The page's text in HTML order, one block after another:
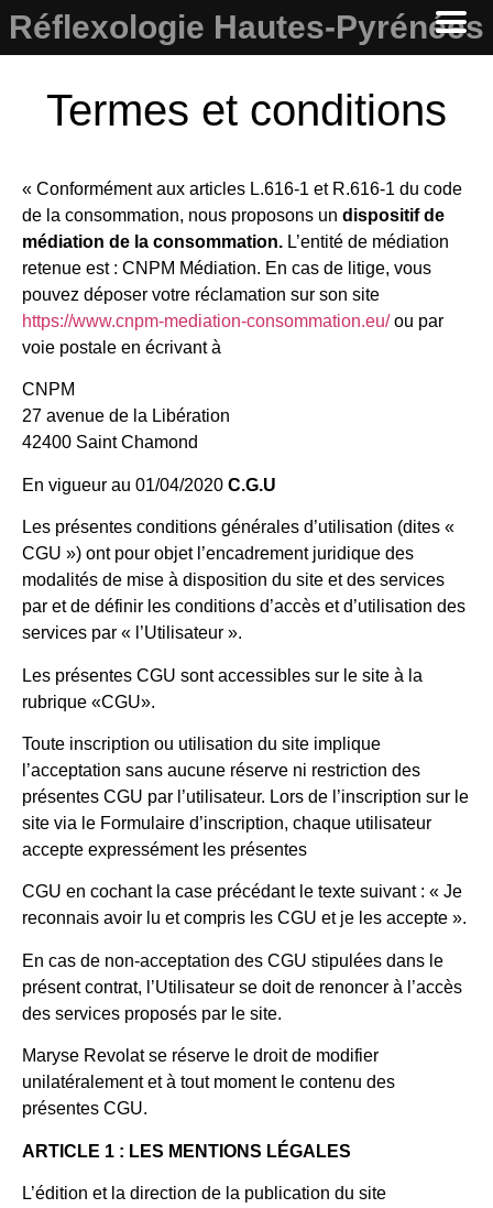
Termes et conditions
« Conformément aux articles L.616-1 et R.616-1 du code
de la consommation, nous proposons un dispositif de
médiation de la consommation. L’entité de médiation
retenue est : CNPM Médiation. En cas de litige, vous
pouvez déposer votre réclamation sur son site
https://www.cnpm-mediation-consommation.eu/ou par
voie postale en écrivant à
CNPM
27 avenue de la Libération
42400 Saint Chamond
En vigueur au 01/04/2020 C.G.U
Les présentes conditions générales d’utilisation (dites «
CGU ») ont pour objet l’encadrement juridique des
modalités de mise à disposition du site et des services
par et de définir les conditions d’accès et d’utilisation des
services par « l’Utilisateur ».
Les présentes CGU sont accessibles sur le site à la
rubrique «CGU».
Toute inscription ou utilisation du site implique
l’acceptation sans aucune réserve ni restriction des
présentes CGU par l’utilisateur. Lors de l’inscription sur le
site via le Formulaire d’inscription, chaque utilisateur
accepte expressément les présentes
CGU en cochant la case précédant le texte suivant : « Je
reconnais avoir lu et compris les CGU et je les accepte ».
En cas de non-acceptation des CGU stipulées dans le
présent contrat, l’Utilisateur se doit de renoncer à l’accès
des services proposés par le site.
Maryse Revolat se réserve le droit de modifier
unilatéralement et à tout moment le contenu des
présentes CGU.
ARTICLE 1 : LES MENTIONS LÉGALES
L’édition et la direction de la publication du site
Réflexologie Hautes-Pyrénées